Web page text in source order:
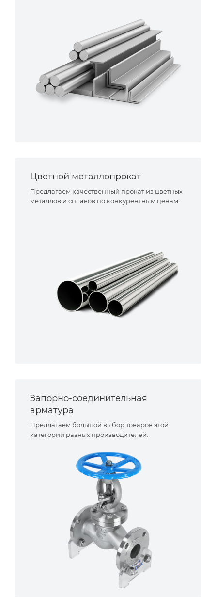
Цветной металлопрокат
Предлагаем качественный прокат из цветных
металлов и сплавов по конкурентным ценам.
Запорно-соединительная
арматура
Предлагаем большой выбор товаров этой
категории разных производителей.